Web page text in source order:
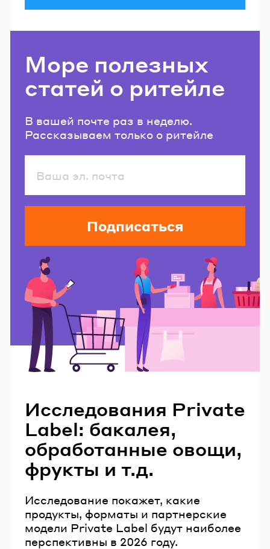
Море полезных
статей о ритейле
В вашей почте раз в неделю.
Рассказываем только о ритейле
Подписаться
Исследования Private
Label: бакалея,
обработанные овощи,
фрукты и т.д.
Исследование покажет, какие
продукты, форматы и партнерские
модели Private Label будут наиболее
перспективны в 2026 году.